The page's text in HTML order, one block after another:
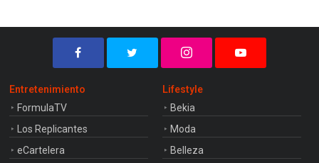
Entretenimiento
FormulaTV
Los Replicantes
eCartelera
Lifestyle
Bekia
Moda
Belleza